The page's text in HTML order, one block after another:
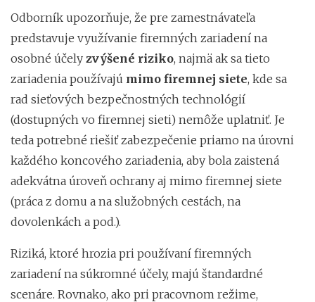
Odborník upozorňuje, že pre zamestnávateľa
predstavuje využívanie firemných zariadení na
osobné účely zvýšené riziko, najmä ak sa tieto
zariadenia používajú mimo firemnej siete, kde sa
rad sieťových bezpečnostných technológií
(dostupných vo firemnej sieti) nemôže uplatniť. Je
teda potrebné riešiť zabezpečenie priamo na úrovni
každého koncového zariadenia, aby bola zaistená
adekvátna úroveň ochrany aj mimo firemnej siete
(práca z domu a na služobných cestách, na
dovolenkách a pod.).
Riziká, ktoré hrozia pri používaní firemných
zariadení na súkromné účely, majú štandardné
scenáre. Rovnako, ako pri pracovnom režime,